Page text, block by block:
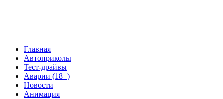
Главная
Автоприколы
Тест-драйвы
Аварии (18+)
Новости
Анимация